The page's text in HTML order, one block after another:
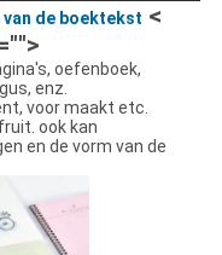
de boektekst <
oefenboek,
enz.
voor maakt etc.
ook kan
en de vorm van de